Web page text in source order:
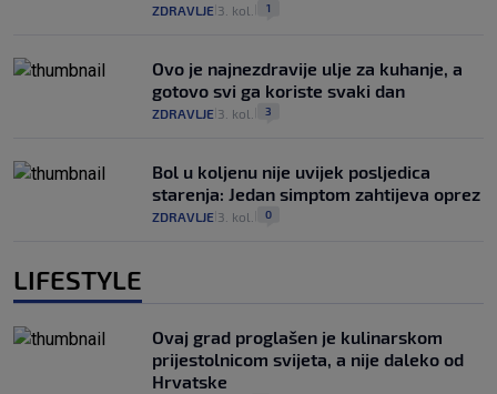
ZDRAVLJE 3. kol. 1
Ovo je najnezdravije ulje za kuhanje, a
gotovo svi ga koriste svaki dan
ZDRAVLJE 3. kol. 3
Bol u koljenu nije uvijek posljedica
starenja: Jedan simptom zahtijeva oprez
ZDRAVLJE 3. kol. 0
LIFESTYLE
Ovaj grad proglašen je kulinarskom
prijestolnicom svijeta, a nije daleko od
Hrvatske